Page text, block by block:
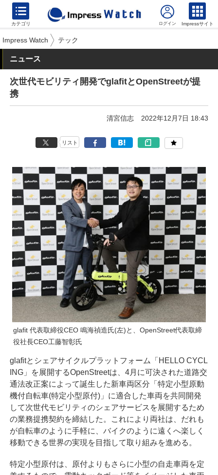
カテゴリ Impressサイト
Impress Watch テック
ニュース
次世代モビリティ開発でglafitとOpenStreetが提
携
清宮信志 2022年12月7日 18:43
リスト
glafit 代表取締役CEO 鳴海禎造氏(左)と、OpenStreet代表取締
役社長CEO工藤智彰氏
glafitとシェアサイクルプラットフォーム「HELLO CYCL
ING」を展開するOpenStreetは、4月に可決された道路交
通法改正案によって誕生した新車両区分「特定小型原動
機付自転車(特定小型原付)」に適合した車両を共同開発
して次世代モビリティのシェアサービスを展開するため
の業務提携契約を締結した。これにより両社は、だれも
が自転車のように手軽に、バイクのように遠くへ楽しく
移動できる世界の実現を目指して取り組みを進める。
特定小型原付は、原付よりもさらに小型の自走車両を定